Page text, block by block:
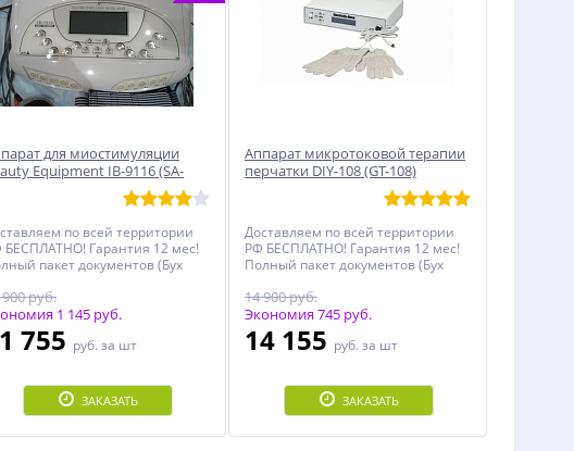
для миостимуляции
Equipment IB-9116 (SA-
по всей территории
БЕСПЛАТНО! Гарантия 12 мес!
пакет документов (Бух
Именной
руб.
1 145 руб.
755 руб. за шт
ЗАКАЗАТЬ
Аппарат микротоковой терапии
перчатки DIY-108 (GT-108)
Доставляем по всей территории
РФ БЕСПЛАТНО! Гарантия 12 мес!
Полный пакет документов (Бух
Инструкция, Именной
Сертификат)!
14 900 руб.
Экономия 745 руб.
14 155 руб. за шт
ЗАКАЗАТЬ